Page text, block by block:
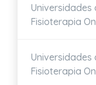
Fisioterapia
Fisioterapia